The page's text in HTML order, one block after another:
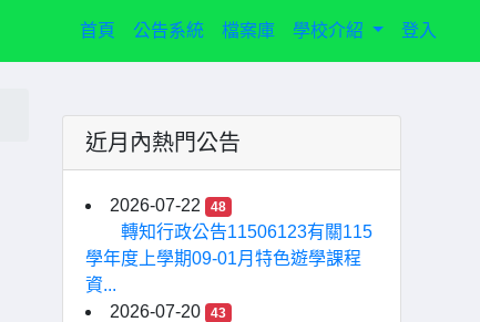
首頁 (current)
公告系統 檔案庫 學校介紹 登入
近月內熱門公告
2026-07-22 48
轉知行政公告11506123有關115
學年度上學期09-01月特色遊學課程
資...
2026-07-20
43